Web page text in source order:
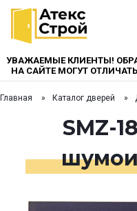
УВАЖАЕМЫЕ КЛИЕНТЫ!
НА САЙТЕ МОГУТ
Главная Каталог дверей
SMZ-